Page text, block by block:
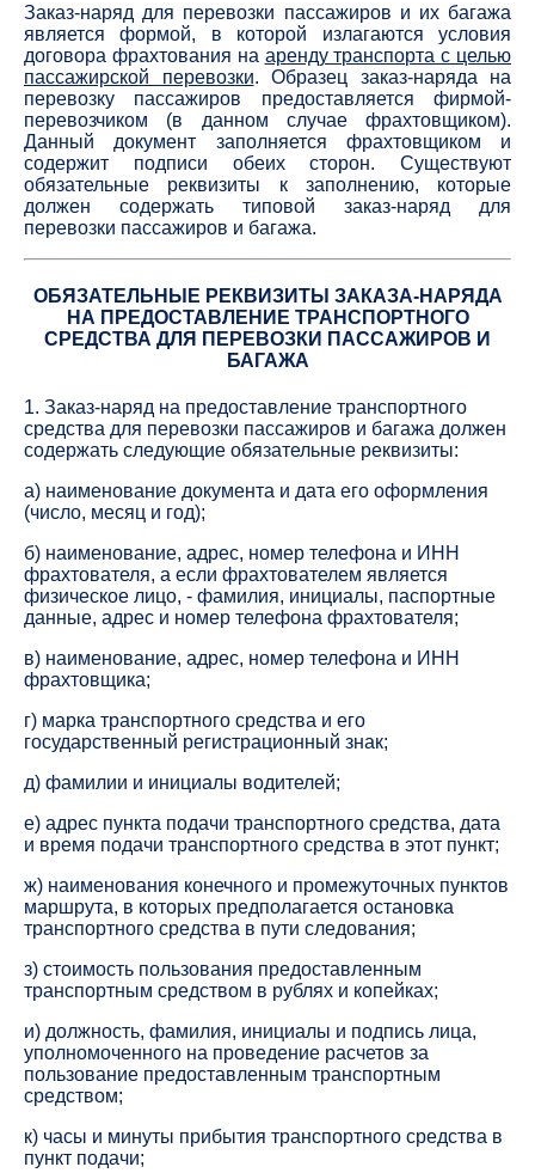
Заказ-наряд для перевозки пассажиров и их багажа
является формой, в которой излагаются условия
договора фрахтования на аренду транспорта с целью
пассажирской перевозки. Образец заказ-наряда на
перевозку пассажиров предоставляется фирмой-
перевозчиком (в данном случае фрахтовщиком).
Данный документ заполняется фрахтовщиком и
содержит подписи обеих сторон. Существуют
обязательные реквизиты к заполнению, которые
должен содержать типовой заказ-наряд для
перевозки пассажиров и багажа.
ОБЯЗАТЕЛЬНЫЕ РЕКВИЗИТЫ ЗАКАЗА-НАРЯДА
НА ПРЕДОСТАВЛЕНИЕ ТРАНСПОРТНОГО
СРЕДСТВА ДЛЯ ПЕРЕВОЗКИ ПАССАЖИРОВ И
БАГАЖА
1. Заказ-наряд на предоставление транспортного
средства для перевозки пассажиров и багажа должен
содержать следующие обязательные реквизиты:
а) наименование документа и дата его оформления
(число, месяц и год);
б) наименование, адрес, номер телефона и ИНН
фрахтователя, а если фрахтователем является
физическое лицо, - фамилия, инициалы, паспортные
данные, адрес и номер телефона фрахтователя;
в) наименование, адрес, номер телефона и ИНН
фрахтовщика;
г) марка транспортного средства и его
государственный регистрационный знак;
д) фамилии и инициалы водителей;
е) адрес пункта подачи транспортного средства, дата
и время подачи транспортного средства в этот пункт;
ж) наименования конечного и промежуточных пунктов
маршрута, в которых предполагается остановка
транспортного средства в пути следования;
з) стоимость пользования предоставленным
транспортным средством в рублях и копейках;
и) должность, фамилия, инициалы и подпись лица,
уполномоченного на проведение расчетов за
пользование предоставленным транспортным
средством;
к) часы и минуты прибытия транспортного средства в
пункт подачи;